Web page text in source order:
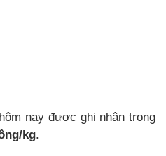
nay được ghi nhận trong
kg.